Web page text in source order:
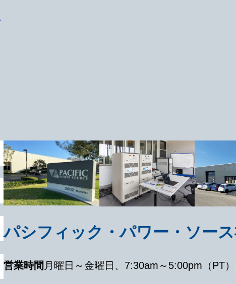
パシフィック・パワー・ソー
営業時間 月曜日～金曜日、7:30am～5:00pm（PT）